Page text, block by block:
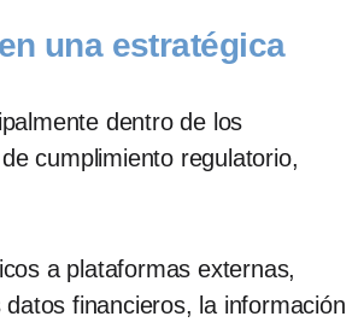
una estratégica
dentro de los
cumplimiento regulatorio,
a plataformas externas,
financieros, la información